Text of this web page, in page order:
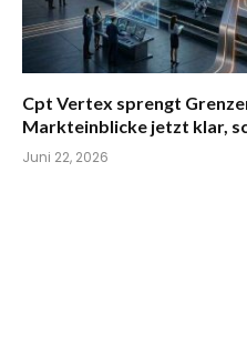
Cpt Vertex sprengt
Markteinblicke jetzt klar,
Juni 22, 2026